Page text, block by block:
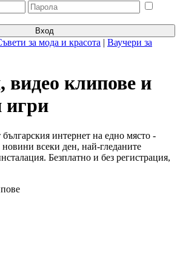
Вход
за мода и красота | Ваучери за
видео клипове и
игри
интернет на едно място -
всеки ден, най-гледаните
Безплатно и без регистрация,